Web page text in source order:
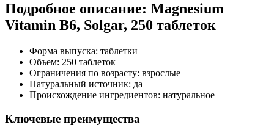
Подробное описание: Magnesium
Vitamin B6, Solgar, 250 таблеток
Форма выпуска: таблетки
Объем: 250 таблеток
Ограничения по возрасту: взрослые
Натуральный источник: да
Происхождение ингредиентов: натуральное
Ключевые преимущества